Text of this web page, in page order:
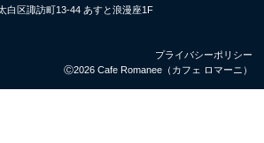
区諏訪町13-44 あすと浪漫座1F
プライバシーポリシー
Ⓒ2026 Cafe Romanee（カフェ ロマーニ）